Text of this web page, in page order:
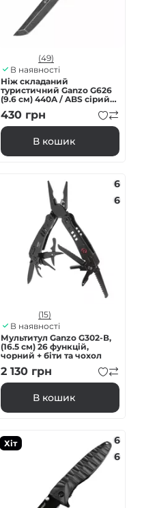
(49)
В наявності
Ніж складаний
туристичний Ganzo G626
(9.6 см) 440A / ABS сірий
самурай
430 грн
В кошик
6
6
(15)
В наявності
Мультитул Ganzo G302-В,
(16.5 см) 26 функцій,
чорний + біти та чохол
2 130 грн
В кошик
Хіт
6
6